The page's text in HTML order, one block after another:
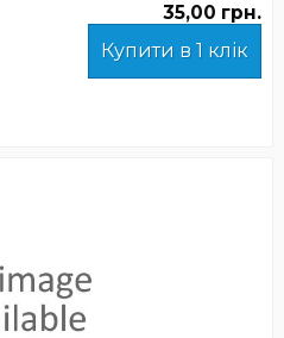
35,00 грн.
Купити в 1 клік